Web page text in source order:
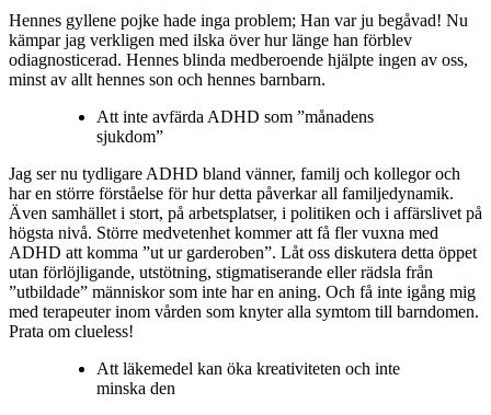
Hennes gyllene pojke hade inga problem; Han var ju begåvad! Nu
kämpar jag verkligen med ilska över hur länge han förblev
odiagnosticerad. Hennes blinda medberoende hjälpte ingen av oss,
minst av allt hennes son och hennes barnbarn.
Att inte avfärda ADHD som ”månadens
sjukdom”
Jag ser nu tydligare ADHD bland vänner, familj och kollegor och
har en större förståelse för hur detta påverkar all familjedynamik.
Även samhället i stort, på arbetsplatser, i politiken och i affärslivet på
högsta nivå. Större medvetenhet kommer att få fler vuxna med
ADHD att komma ”ut ur garderoben”. Låt oss diskutera detta öppet
utan förlöjligande, utstötning, stigmatiserande eller rädsla från
”utbildade” människor som inte har en aning. Och få inte igång mig
med terapeuter inom vården som knyter alla symtom till barndomen.
Prata om clueless!
Att läkemedel kan öka kreativiteten och inte
minska den